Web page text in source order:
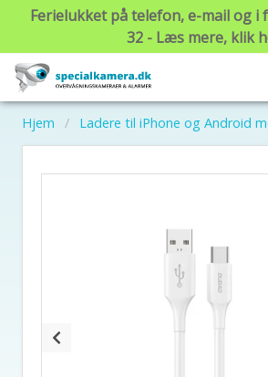
Ferielukket på telefon, e-mail og i
32 - Læs mere, klik
Hjem Ladere til iPhone og Android